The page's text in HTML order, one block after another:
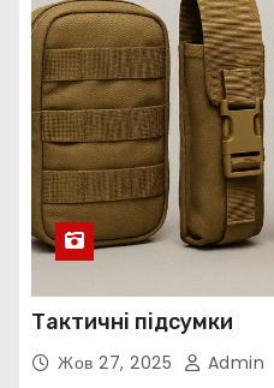
Тактичні підсумки
Жов 27, 2025 Admin